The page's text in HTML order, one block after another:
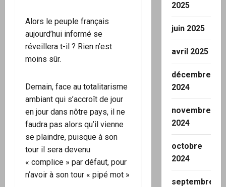
Alors le peuple français
aujourd’hui informé se
réveillera t-il ? Rien n’est
moins sûr.
Demain, face au totalitarisme
ambiant qui s’accroît de jour
en jour dans nôtre pays, il ne
faudra pas alors qu’il vienne
se plaindre, puisque à son
tour il sera devenu
« complice » par défaut, pour
n’avoir à son tour « pipé mot »
2025
juin 2025
avril 2025
décembre
2024
novembre
2024
octobre
2024
septembre